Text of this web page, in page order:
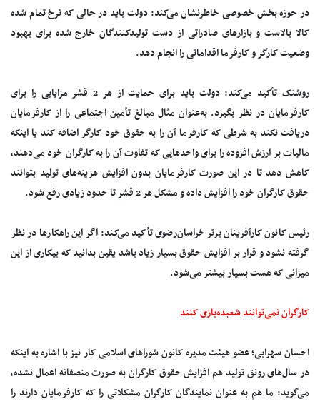
در حوزه بخش خصوصی خاطرنشان می‌کند: دولت باید در حالی که نرخ تمام شده
کالا بالاست و بازارهای صادراتی از دست تولیدکنندگان خارج شده برای بهبود
وضعیت کارگر و کارفرما اقداماتی را انجام دهد.
روشنک تأکید می‌کند: دولت باید برای حمایت از هر 2 قشر مزایایی را برای
کارفرمایان در نظر بگیرد. به‌عنوان مثال مبالغ تأمین اجتماعی را از کارفرمایان
دریافت نکند به شرطی که کارفرما آن را به حقوق خود کارگر اضافه کند یا اینکه
مالیات بر ارزش افزوده را برای واحدهایی که تفاوت آن را به کارگران خود می‌دهند،
کاهش دهد تا در این صورت کارفرمایان بدون افزایش هزینه‌های تولید بتوانند
حقوق کارگران خود را افزایش داده و مشکل هر 2 قشر تا حدود زیادی رفع شود.
رئیس کانون کارآفرینان برتر خراسان‌رضوی تأکید می‌کند: اگر این راهکارها در نظر
گرفته نشود و قرار بر افزایش حقوق بسیار زیاد باشد یقین بدانید که بیکاری از این
میزانی که هست بسیار بیشتر می‌شود.
کارگران نمی‌توانند شعبده‌بازی کنند
احسان سهرابی؛ عضو هیئت مدیره کانون شوراهای اسلامی کار ‌نیز با اشاره به اینکه
در سال‌های رونق تولید هم افزایش حقوق کارگران به صورت منصفانه اعمال نشده،
می‌گوید: ما هم به عنوان نمایندگان کارگران مشکلاتی را که کارفرمایان دارند را